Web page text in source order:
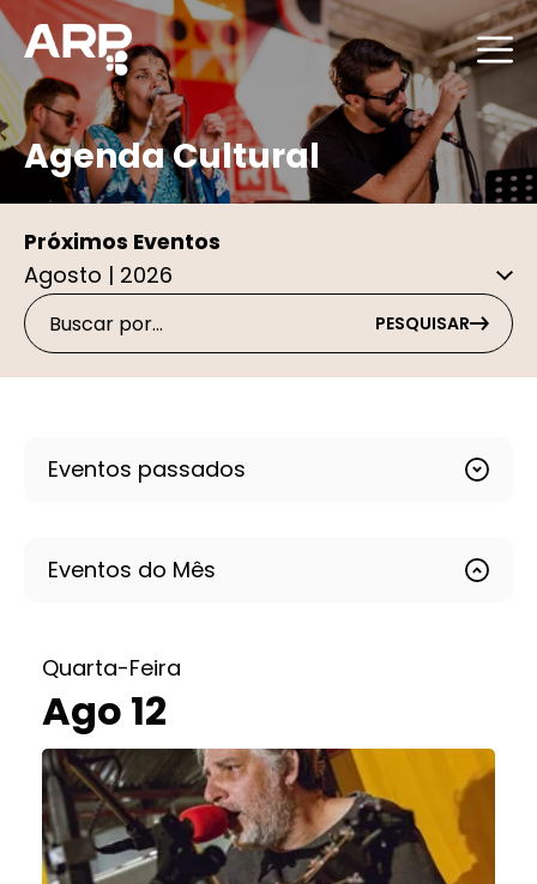
Agenda Cultural
Próximos Eventos
PESQUISAR
Eventos passados
Eventos do Mês
Quarta-Feira
Ago 12